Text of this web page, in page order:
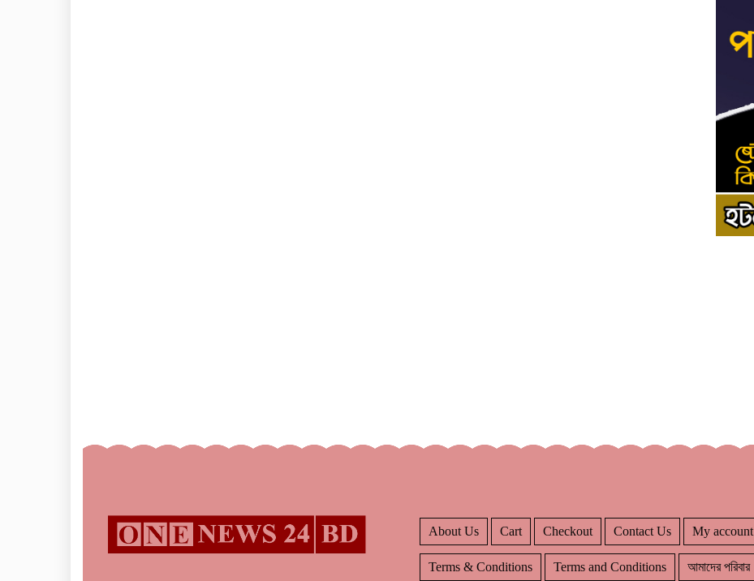
About Us Cart Checkout Contact Us My account
Terms & Conditions Terms and Conditions আমাদের পরিবার